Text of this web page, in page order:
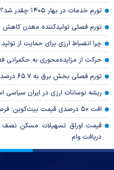
تورم خدمات در بهار ۱۴۰۵ چقدر شد؟
تورم فصلی تولیدکننده معدن کاهش
چرا انضباط ارزی برای حمایت از
حرکت از مزایده‌محوری به حکمرانی
تورم فصلی بخش برق به ۶۵.۷ درصد رسید
ریشه نوسانات ارزی در ایران سیاسی
افت ۵۰ درصدی قیمت بیت‌کوین؛ فرصت خرید یا آغاز دوره نزولی؟
قیمت اوراق تسهیلات مسکن نصف
دریافت وام